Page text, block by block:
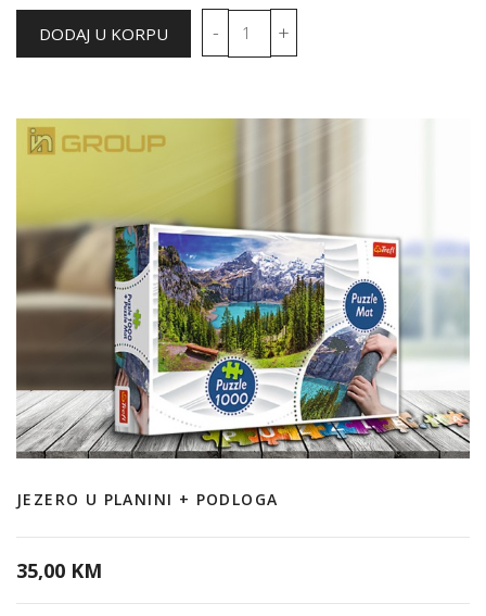
JEZERO U PLANINI + PODLOGA
35,00 KM